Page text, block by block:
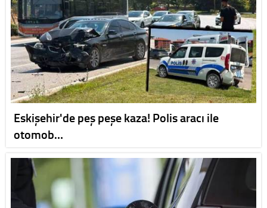
Eskişehir'de peş peşe kaza! Polis aracı ile
otomob…